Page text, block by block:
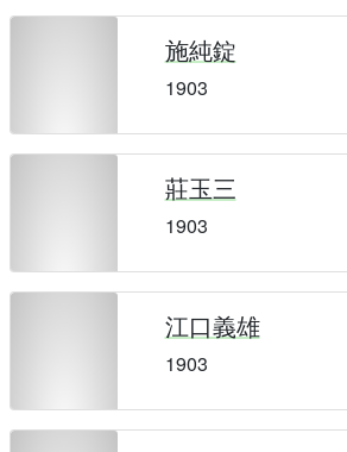
施純錠
1903
莊玉三
1903
江口義雄
1903